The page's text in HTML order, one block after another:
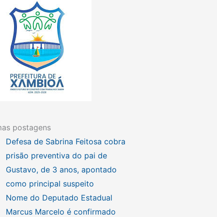
postagens
Defesa de Sabrina Feitosa cobra
prisão preventiva do pai de
Gustavo, de 3 anos, apontado
como principal suspeito
Nome do Deputado Estadual
Marcus Marcelo é confirmado